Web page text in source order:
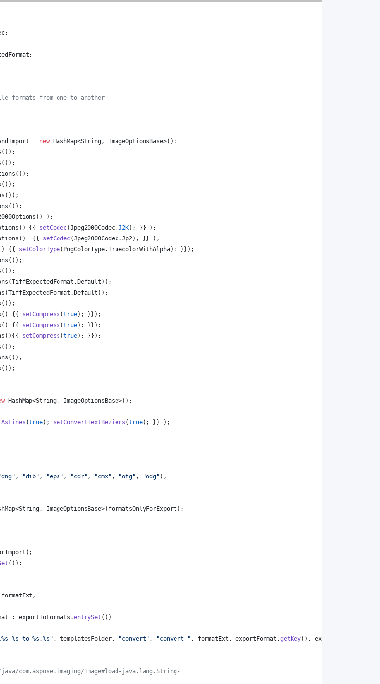
;
;
formats from one to another
= new HashMap<String, ImageOptionsBase>();
());
());
());
());
());
());
() );
() {{ setCodec(Jpeg2000Codec.J2K); }} );
()  {{ setCodec(Jpeg2000Codec.Jp2); }} );
{{ setColorType( PngColorType.TruecolorWithAlpha); }});
());
());
(TiffExpectedFormat . Default ));
(TiffExpectedFormat . Default ));
());
() {{ setCompress (true); }});
() {{ setCompress (true); }});
(){{ setCompress (true); }});
());
());
());
HashMap<String, ImageOptionsBase>();
(true); setConvertTextBeziers (true); }} );
, "dib" , "eps" , "cdr" , "cmx" , "otg" , "odg" );
<String, ImageOptionsBase>( formatsOnlyForExport );
);
());
formatExt ;
: exportToFormats .entrySet ())
%s-%s-to-%s.%s" , templatesFolder, "convert" , "convert-" , formatExt , exportFormat .getKey(), exportFormat
com.aspose.imaging/Image#load-java.lang.String-